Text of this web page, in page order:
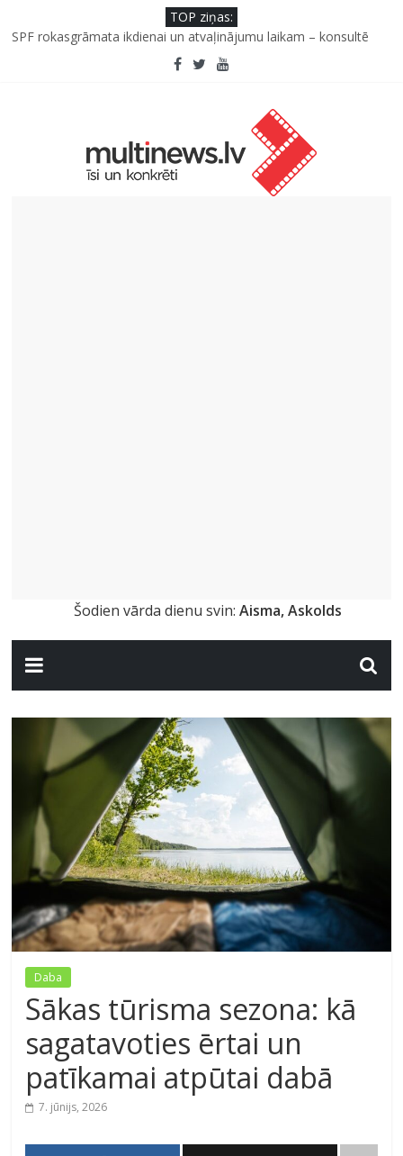
TOP ziņas:
SPF rokasgrāmata ikdienai un atvaļinājumu laikam – konsultē
Iniciatīvā “Daru labu dabai” aicina palīdzēt atjaunot Jašas upes
Septiņas profesijas, kas izturēs mākslīgā intelekta laikmetu
Kāpēc padomju militāro mantojumu ir svarīgi izprast arī šodien
un kā to palīdz paveikt papildinātā realitāte
Kad bērns atsakās no dārzeņiem: padomi un receptes, kas var
Šodien vārda dienu svin: Aisma, Askolds
Daba
Sākas tūrisma sezona: kā
sagatavoties ērtai un
patīkamai atpūtai dabā
7. jūnijs, 2026